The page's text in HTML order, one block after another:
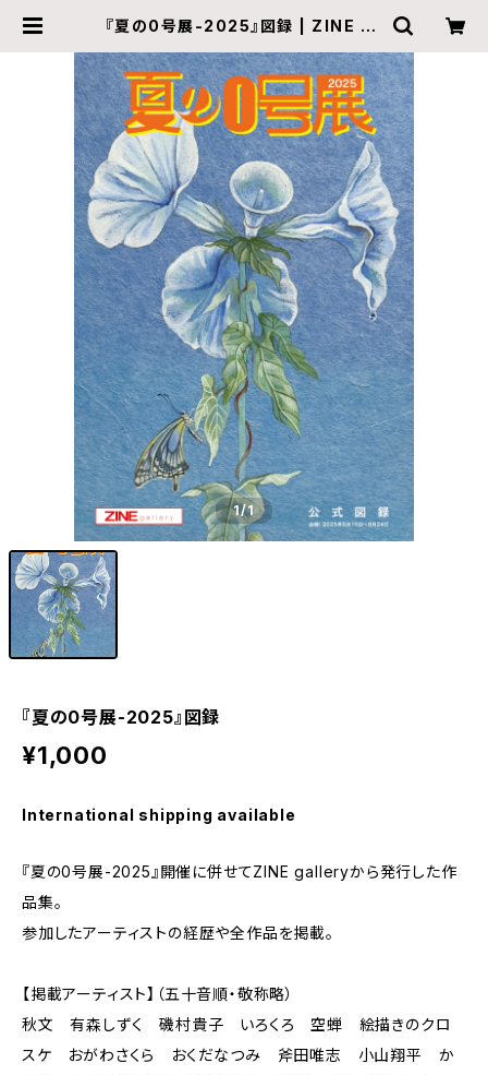
『夏の0号展-2025』図録 | ZINE ga
1/1
『夏の0号展-2025』図録
¥1,000
International shipping available
『夏の0号展-2025』開催に併せてZINE galleryから発行した作
品集。
参加したアーティストの経歴や全作品を掲載。
【掲載アーティスト】（五十音順・敬称略）
秋文 有森しずく 磯村貴子 いろくろ 空蝉 絵描きのクロ
スケ おがわさくら おくだなつみ 斧田唯志 小山翔平 か